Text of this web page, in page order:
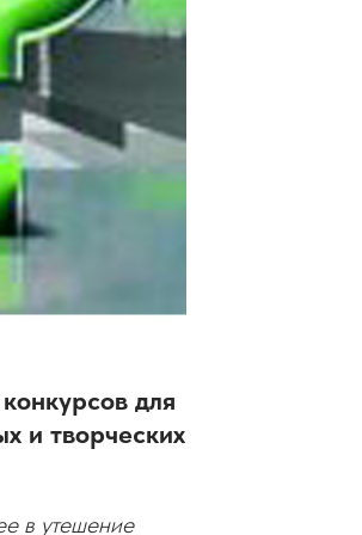
для
и творческих
в утешение